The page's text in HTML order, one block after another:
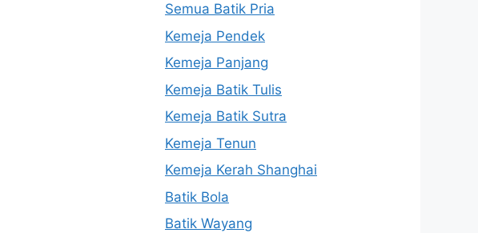
Semua Batik Pria
Kemeja Pendek
Kemeja Panjang
Kemeja Batik Tulis
Kemeja Batik Sutra
Kemeja Tenun
Kemeja Kerah Shanghai
Batik Bola
Batik Wayang